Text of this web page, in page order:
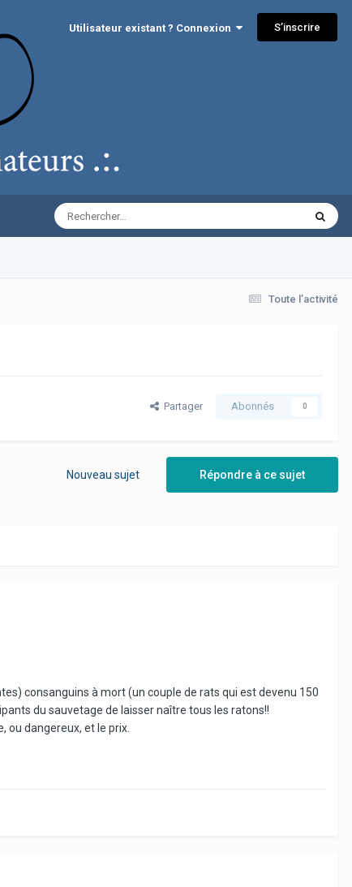
Utilisateur existant ? Connexion S’inscrire
Toute l’activité
Partager Abonnés 0
Répondre à ce sujet
Nouveau sujet
consanguins à mort (un couple de rats qui est devenu 150
du sauvetage de laisser naître tous les ratons!!
ou dangereux, et le prix.